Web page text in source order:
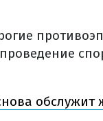
обслужит